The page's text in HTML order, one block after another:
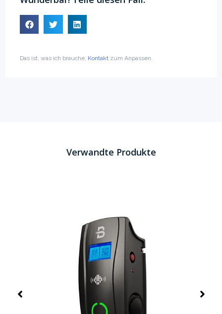
Das ist, was ich brauche, Kontakt zum Anpassen.
Verwandte Produkte